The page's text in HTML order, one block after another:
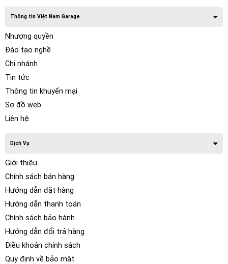
Thông tin Việt Nam Garage
Nhượng quyền
Đào tạo nghề
Chi nhánh
Tin tức
Thông tin khuyến mại
Sơ đồ web
Liên hệ
Dịch Vụ
Giới thiệu
Chính sách bán hàng
Hướng dẫn đặt hàng
Hướng dẫn thanh toán
Chính sách bảo hành
Hướng dẫn đổi trả hàng
Điều khoản chính sách
Quy định về bảo mật